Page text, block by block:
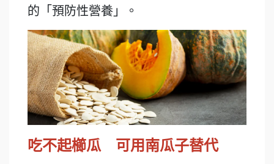
的「預防性營養」。
吃不起櫛瓜 可用南瓜子替代